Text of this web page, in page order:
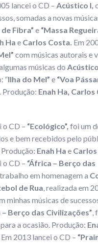
lancei o CD – Acústico I,
somadas a novas
Fibra” e “Massa
Ha e Carlos Costa. Em
com músicas autorais e
músicas do
“Ilha do Mel” e “Voa
Produção: Enah Ha, Carlos
o CD – “Ecológico”, foi um
e bem recebidos pelo
Enah Ha e
o CD – “África – Berço das
em homenagem a
de Rua, realizada em
minhas músicas de
Berço das Civilizações”,
a ocasião. Produção:
Em 2013 lancei o CD –